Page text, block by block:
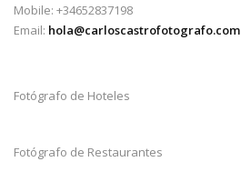
Mobile: +34652837198
Email: hola@carloscastrofotografo.com
Fotógrafo de Hoteles
Fotógrafo de Restaurantes